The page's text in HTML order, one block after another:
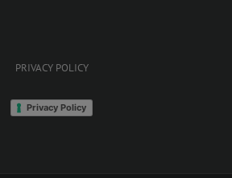
PRIVACY POLICY
Privacy Policy